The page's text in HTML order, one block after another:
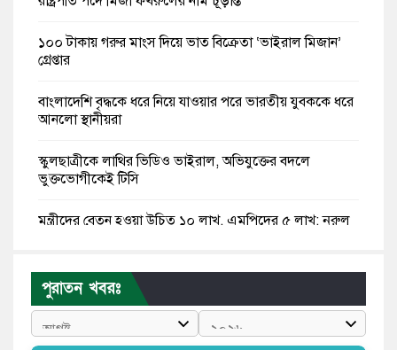
১০০ টাকায় গরুর মাংস দিয়ে ভাত বিক্রেতা ‘ভাইরাল মিজান’
গ্রেপ্তার
বাংলাদেশি বৃদ্ধকে ধরে নিয়ে যাওয়ার পরে ভারতীয় যুবককে ধরে
আনলো স্থানীয়রা
স্কুলছাত্রীকে লাথির ভিডিও ভাইরাল, অভিযুক্তের বদলে
ভুক্তভোগীকেই টিসি
মন্ত্রীদের বেতন হওয়া উচিত ১০ লাখ, এমপিদের ৫ লাখ: নুরুল
রাষ্ট্রপতি পদে প্রস্তাব পাননি ড. ইউনূস, বিএনপির বিবেচনায় মির্জা
ফখরুল
আধা কিলোমিটারের কাজ চলছে মাসের পর মাস: কুমিল্লার
পুরাতন খবরঃ